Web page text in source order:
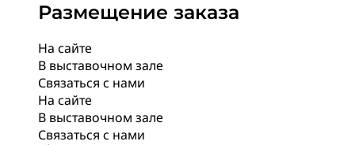
Размещение заказа
На сайте
В выставочном зале
Связаться с нами
На сайте
В выставочном зале
Связаться с нами